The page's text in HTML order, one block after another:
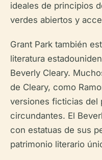
ideales de principios
verdes abiertos y
Grant Park también
literatura
Beverly Cleary.
de Cleary, como
versiones ficticias del
circundantes. El
con estatuas de sus
patrimonio literario